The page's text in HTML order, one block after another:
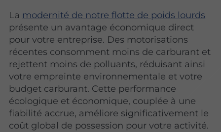
La modernité de notre flotte de poids lourds
présente un avantage économique direct
pour votre entreprise. Des motorisations
récentes consomment moins de carburant et
rejettent moins de polluants, réduisant ainsi
votre empreinte environnementale et votre
budget carburant. Cette performance
écologique et économique, couplée à une
fiabilité accrue, améliore significativement le
coût global de possession pour votre activité.